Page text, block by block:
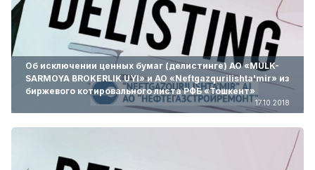
Об исключении ценных бумаг (делистинге) АО «MULK-
SARMOYA BROKERLIK UYI» и АО «Neftgazqurilishta'mir» из
биржевого котировального листа РФБ «Тошкент»
17.10.2018